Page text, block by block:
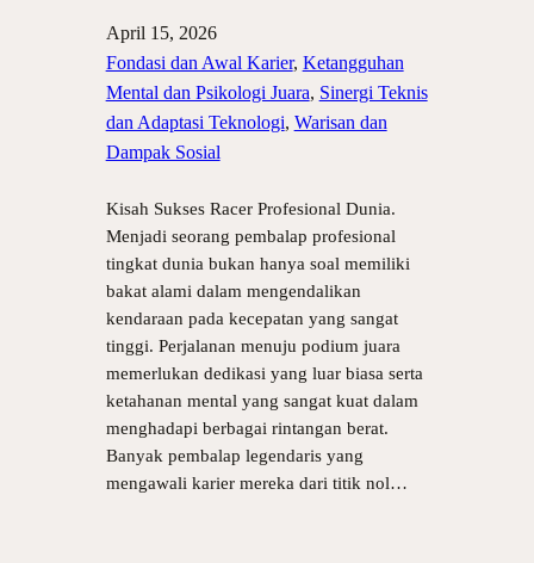
April 15, 2026
Fondasi dan Awal Karier, Ketangguhan
Mental dan Psikologi Juara, Sinergi Teknis
dan Adaptasi Teknologi, Warisan dan
Dampak Sosial
Kisah Sukses Racer Profesional Dunia.
Menjadi seorang pembalap profesional
tingkat dunia bukan hanya soal memiliki
bakat alami dalam mengendalikan
kendaraan pada kecepatan yang sangat
tinggi. Perjalanan menuju podium juara
memerlukan dedikasi yang luar biasa serta
ketahanan mental yang sangat kuat dalam
menghadapi berbagai rintangan berat.
Banyak pembalap legendaris yang
mengawali karier mereka dari titik nol…